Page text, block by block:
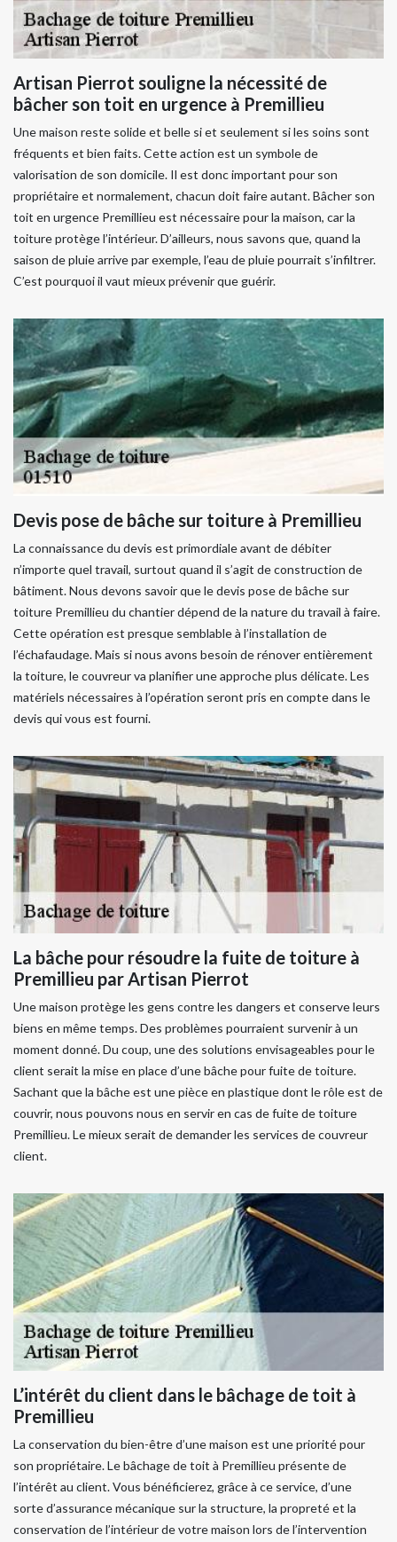
Artisan Pierrot souligne la nécessité de
bâcher son toit en urgence à Premillieu
Une maison reste solide et belle si et seulement si les soins sont
fréquents et bien faits. Cette action est un symbole de
valorisation de son domicile. Il est donc important pour son
propriétaire et normalement, chacun doit faire autant. Bâcher son
toit en urgence Premillieu est nécessaire pour la maison, car la
toiture protège l’intérieur. D’ailleurs, nous savons que, quand la
saison de pluie arrive par exemple, l’eau de pluie pourrait s’infiltrer.
C’est pourquoi il vaut mieux prévenir que guérir.
Devis pose de bâche sur toiture à Premillieu
La connaissance du devis est primordiale avant de débiter
n’importe quel travail, surtout quand il s’agit de construction de
bâtiment. Nous devons savoir que le devis pose de bâche sur
toiture Premillieu du chantier dépend de la nature du travail à faire.
Cette opération est presque semblable à l’installation de
l’échafaudage. Mais si nous avons besoin de rénover entièrement
la toiture, le couvreur va planifier une approche plus délicate. Les
matériels nécessaires à l’opération seront pris en compte dans le
devis qui vous est fourni.
La bâche pour résoudre la fuite de toiture à
Premillieu par Artisan Pierrot
Une maison protège les gens contre les dangers et conserve leurs
biens en même temps. Des problèmes pourraient survenir à un
moment donné. Du coup, une des solutions envisageables pour le
client serait la mise en place d’une bâche pour fuite de toiture.
Sachant que la bâche est une pièce en plastique dont le rôle est de
couvrir, nous pouvons nous en servir en cas de fuite de toiture
Premillieu. Le mieux serait de demander les services de couvreur
client.
L’intérêt du client dans le bâchage de toit à
Premillieu
La conservation du bien-être d’une maison est une priorité pour
son propriétaire. Le bâchage de toit à Premillieu présente de
l’intérêt au client. Vous bénéficierez, grâce à ce service, d’une
sorte d’assurance mécanique sur la structure, la propreté et la
conservation de l’intérieur de votre maison lors de l’intervention